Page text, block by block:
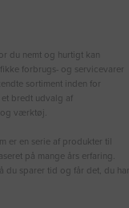
du nemt og hurtigt kan
forbrugs- og servicevarer
sortiment inden for
bredt udvalg af
værktøj.
er en serie af produkter til
på mange års erfaring.
du sparer tid og får det, du har